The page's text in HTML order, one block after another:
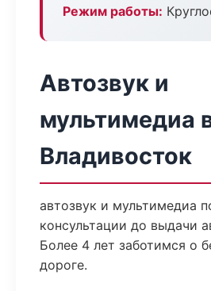
Режим работы:
Автозвук и
мультимедиа
Владивосток
автозвук и мультимедиа
консультации до выдачи
Более 4 лет заботимся о
дороге.